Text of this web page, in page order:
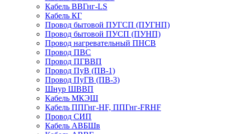
Кабель ВВГнг-LS
Кабель КГ
Провод бытовой ПУГСП (ПУГНП)
Провод бытовой ПУСП (ПУНП)
Провод нагревательный ПНСВ
Провод ПВС
Провод ПГВВП
Провод ПуВ (ПВ-1)
Провод ПуГВ (ПВ-3)
Шнур ШВВП
Кабель МКЭШ
Кабель ППГнг-HF, ППГнг-FRHF
Провод СИП
Кабель АВБШв